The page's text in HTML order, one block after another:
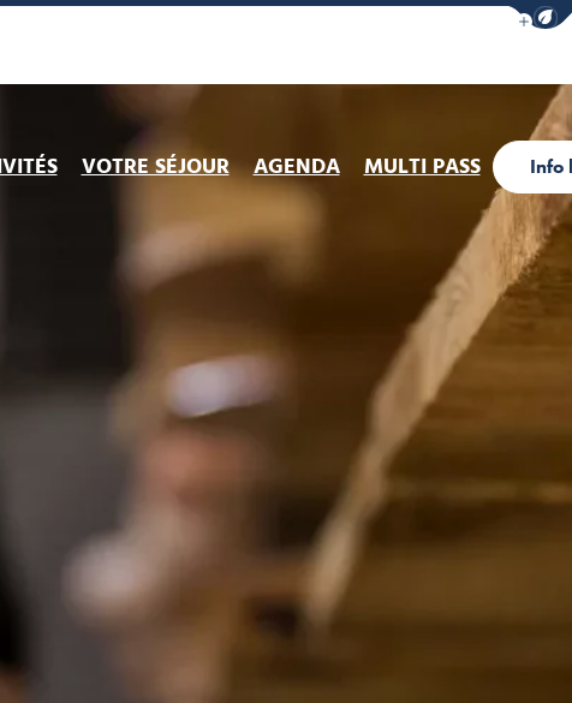
VOTRE SÉJOUR AGENDA MULTI PASS Info